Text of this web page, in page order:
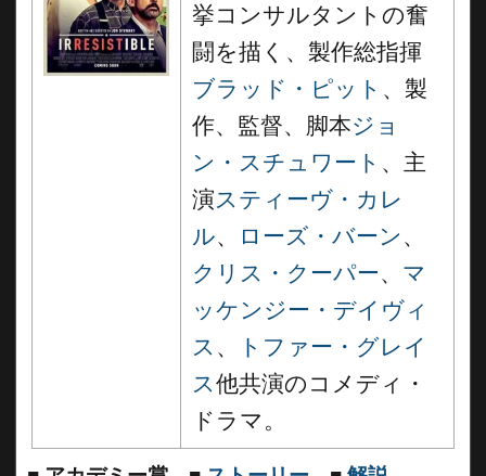
挙コンサルタントの奮
闘を描く、製作総指揮
ブラッド・ピット 、製
作、監督、脚本ジョ
ン・スチュワート 、主
演スティーヴ・カレ
ル、 ローズ・バーン 、
クリス・クーパー、 マ
ッケンジー・デイヴィ
ス 、
トファー・グレイ
ス他共演のコメディ・
ドラマ。